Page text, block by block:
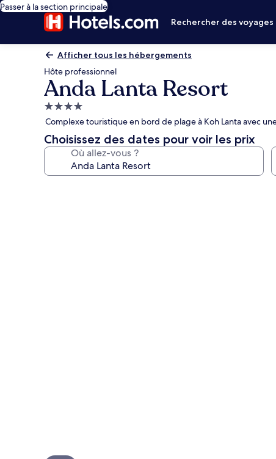
Passer à la section principale
Rechercher des voyages
Afficher tous les hébergements
Hôte professionnel
Anda Lanta Resort
Hébergement
4.0 étoiles
Complexe touristique en bord de plage à Koh Lanta avec
Choisissez des dates pour voir les prix
Où allez-vous ?